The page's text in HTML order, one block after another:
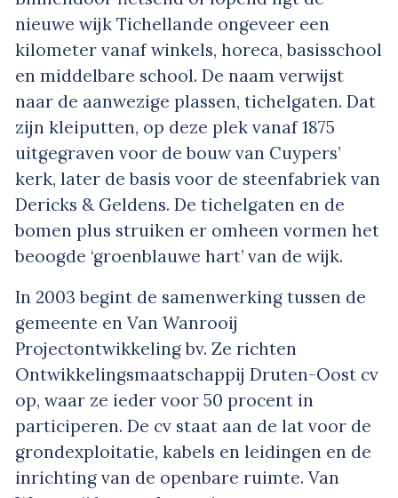
nieuwe wijk Tichellande ongeveer een
kilometer vanaf winkels, horeca, basisschool
en middelbare school. De naam verwijst
naar de aanwezige plassen, tichelgaten. Dat
zijn kleiputten, op deze plek vanaf 1875
uitgegraven voor de bouw van Cuypers’
kerk, later de basis voor de steenfabriek van
Dericks & Geldens. De tichelgaten en de
bomen plus struiken er omheen vormen het
beoogde ‘groenblauwe hart’ van de wijk.
In 2003 begint de samenwerking tussen de
gemeente en Van Wanrooij
Projectontwikkeling bv. Ze richten
Ontwikkelingsmaatschappij Druten-Oost cv
op, waar ze ieder voor 50 procent in
participeren. De cv staat aan de lat voor de
grondexploitatie, kabels en leidingen en de
inrichting van de openbare ruimte. Van